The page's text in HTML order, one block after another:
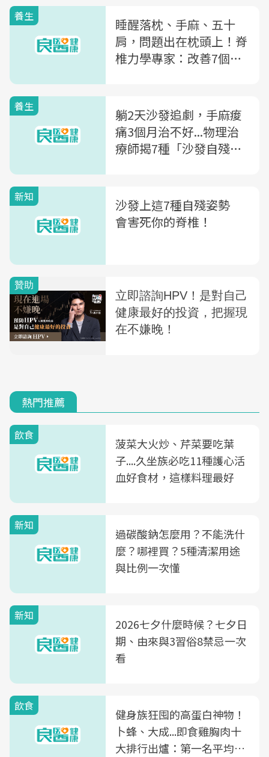
養生
睡醒落枕、手麻、五十
肩，問題出在枕頭上！脊
椎力學專家：改善7個壞
養生
躺2天沙發追劇，手麻痠
痛3個月治不好...物理治
療師揭7種「沙發自殘」
新知
沙發上這7種自殘姿勢
會害死你的脊椎！
熱門推薦
飲食
菠菜大火炒、芹菜要吃葉
子....久坐族必吃11種護心活
血好食材，這樣料理最好
新知
過碳酸鈉怎麼用？不能洗什
麼？哪裡買？5種清潔用途
與比例一次懂
新知
2026七夕什麼時候？七夕日
期、由來與3習俗8禁忌一次
看
飲食
健身族狂囤的高蛋白神物！
卜蜂、大成...即食雞胸肉十
大排行出爐：第一名平均一